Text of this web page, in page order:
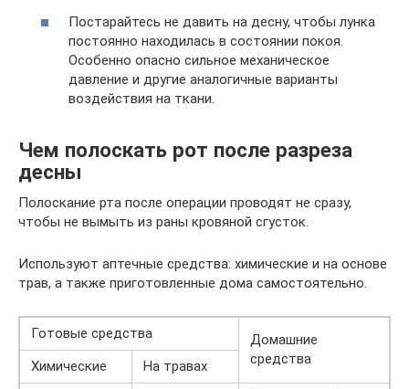
Постарайтесь не давить на десну, чтобы лунка
постоянно находилась в состоянии покоя.
Особенно опасно сильное механическое
давление и другие аналогичные варианты
воздействия на ткани.
Чем полоскать рот после разреза
десны
Полоскание рта после операции проводят не сразу,
чтобы не вымыть из раны кровяной сгусток.
Используют аптечные средства: химические и на основе
трав, а также приготовленные дома самостоятельно.
Готовые средства
Домашние
средства
Химические На травах